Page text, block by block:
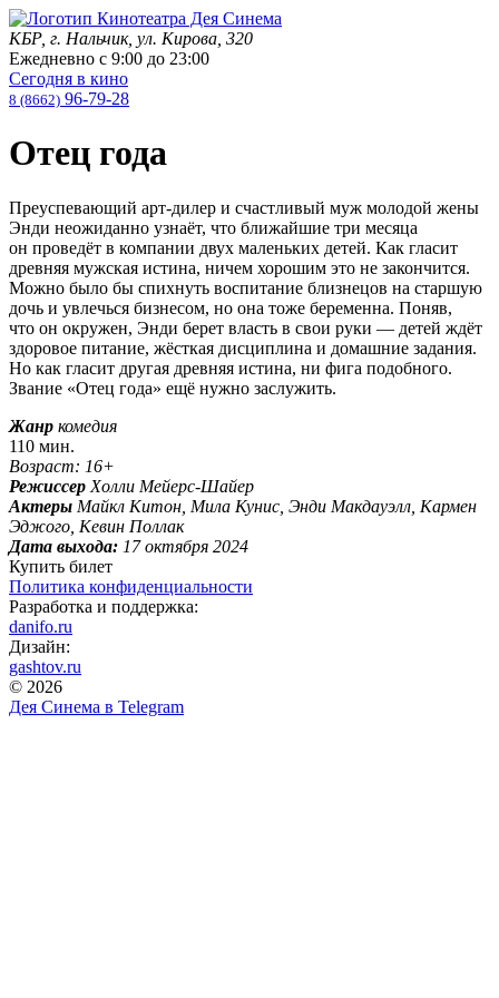
КБР, г. Нальчик, ул. Кирова, 320
Ежедневно с 9:00 до 23:00
Сегодня в кино
8 (8662) 96-79-28
Отец года
Преуспевающий арт-дилер и счастливый муж молодой жены
Энди неожиданно узнаёт, что ближайшие три месяца
он проведёт в компании двух маленьких детей. Как гласит
древняя мужская истина, ничем хорошим это не закончится.
Можно было бы спихнуть воспитание близнецов на старшую
дочь и увлечься бизнесом, но она тоже беременна. Поняв,
что он окружен, Энди берет власть в свои руки — детей ждёт
здоровое питание, жёсткая дисциплина и домашние задания.
Но как гласит другая древняя истина, ни фига подобного.
Звание «Отец года» ещё нужно заслужить.
Жанр комедия
110 мин.
Возраст: 16+
Режиссер Холли Мейерс-Шайер
Актеры Майкл Китон, Мила Кунис, Энди Макдауэлл, Кармен
Эджого, Кевин Поллак
Дата выхода: 17 октября 2024
Купить билет
Политика конфиденциальности
Разработка и поддержка:
danifo.ru
Дизайн:
gashtov.ru
© 2026
Дея Синема в Telegram